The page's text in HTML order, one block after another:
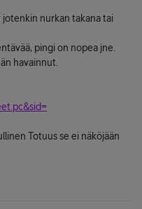
nurkan takana tai
pingi on nopea jne.
havainnut.
Totuus se ei näköjään